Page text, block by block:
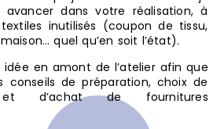
avancer dans votre réalisation, à
inutilisés (coupon de tissu,
quel qu’en soit l’état).
en amont de l’atelier afin que
conseils de préparation, choix de
d’achat de fournitures